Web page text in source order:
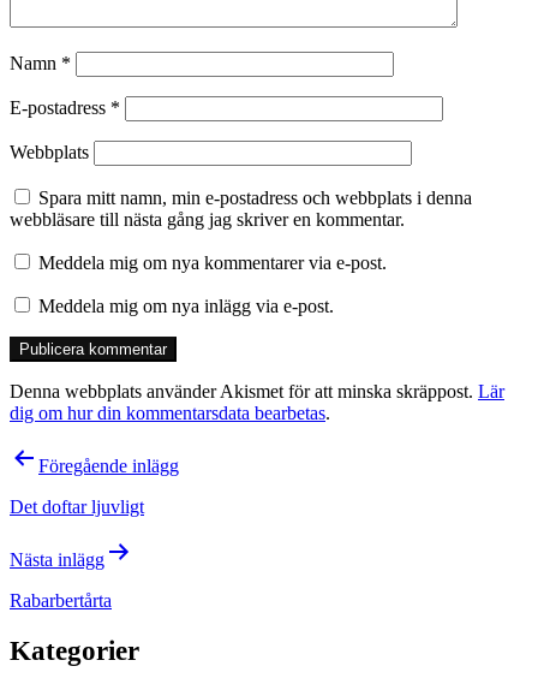
Namn *
E-postadress *
Webbplats
Spara mitt namn, min e-postadress och webbplats i denna
webbläsare till nästa gång jag skriver en kommentar.
Meddela mig om nya kommentarer via e-post.
Meddela mig om nya inlägg via e-post.
Denna webbplats använder Akismet för att minska skräppost. Lär
dig om hur din kommentarsdata bearbetas.
Inläggsnavigering
Föregående inlägg
Det doftar ljuvligt
Nästa inlägg
Rabarbertårta
Kategorier